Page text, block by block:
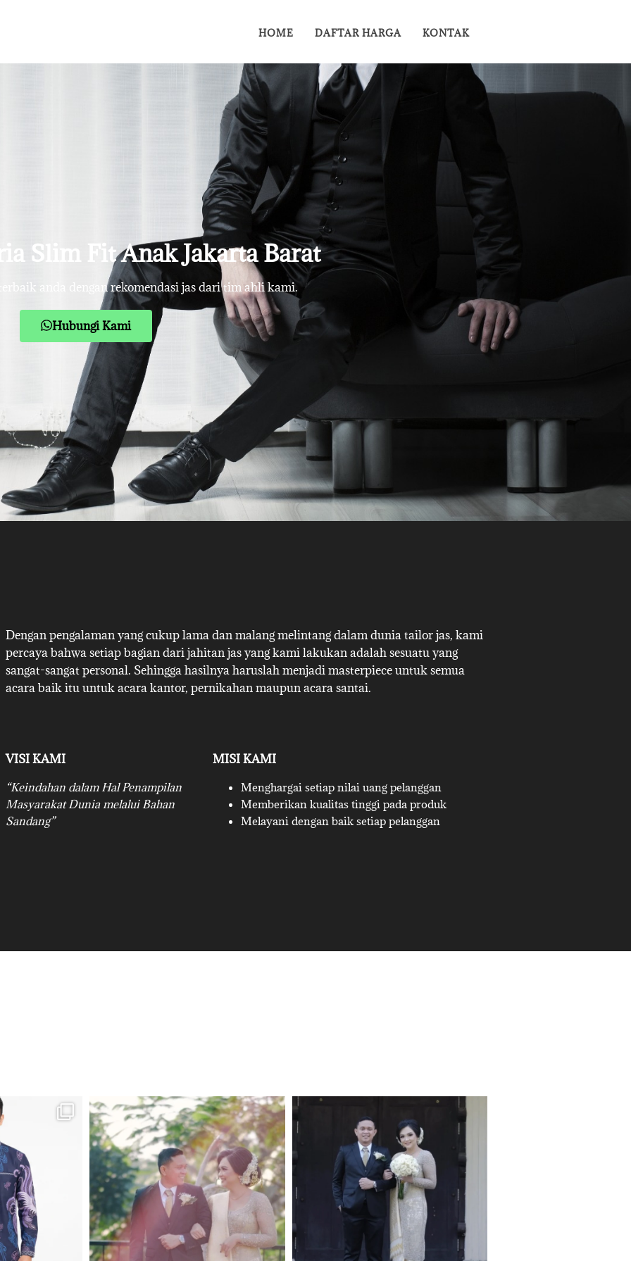
HOME DAFTAR HARGA KONTAK
Slim Fit Anak Jakarta Barat
anda dengan rekomendasi jas dari tim ahli kami.
Hubungi Kami
Dengan pengalaman yang cukup lama dan malang melintang dalam dunia tailor jas, kami
percaya bahwa setiap bagian dari jahitan jas yang kami lakukan adalah sesuatu yang
sangat-sangat personal. Sehingga hasilnya haruslah menjadi masterpiece untuk semua
acara baik itu untuk acara kantor, pernikahan maupun acara santai.
VISI KAMI
“Keindahan dalam Hal Penampilan
Masyarakat Dunia melalui Bahan
Sandang”
MISI KAMI
Menghargai setiap nilai uang pelanggan
Memberikan kualitas tinggi pada produk
Melayani dengan baik setiap pelanggan